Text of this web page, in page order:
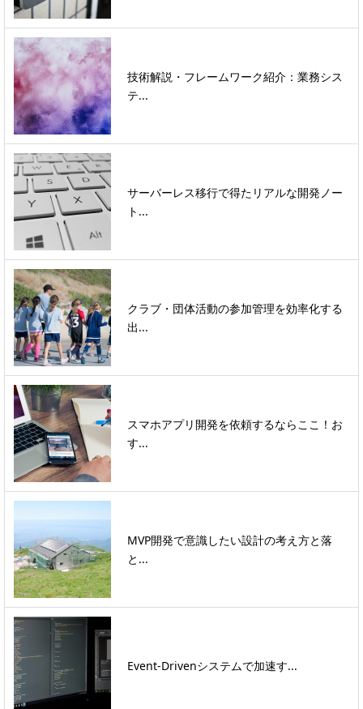
技術解説・フレームワーク紹介：業務シス
テ...
サーバーレス移行で得たリアルな開発ノー
ト...
クラブ・団体活動の参加管理を効率化する
出...
スマホアプリ開発を依頼するならここ！お
す...
MVP開発で意識したい設計の考え方と落
と...
Event-Drivenシステムで加速す...